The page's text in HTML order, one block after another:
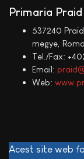
Primaria Praid
537240
megye,
Tel./Fax:
Email:
Web:
Acest site web